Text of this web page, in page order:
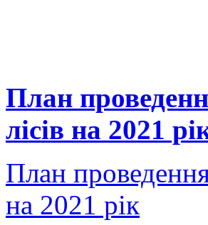
План
лісів на 2021
План
на 2021 рік